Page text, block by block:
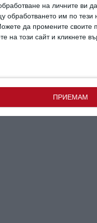
на личните ви
обработването им по тези
да промените своите
на този сайт и кликнете
ПРИЕМАМ
и